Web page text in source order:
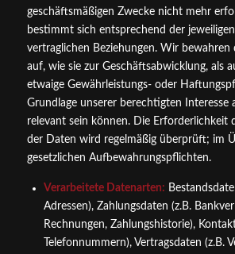
geschäftsmäßigen Zwecke nicht mehr
bestimmt sich entsprechend der
vertraglichen Beziehungen. Wir bewahren
auf, wie sie zur Geschäftsabwicklung, als
etwaige Gewährleistungs- oder
Grundlage unserer berechtigten Interesse
relevant sein können. Die Erforderlichkeit
der Daten wird regelmäßig überprüft; im
gesetzlichen Aufbewahrungspflichten.
Verarbeitete Datenarten:
Adressen), Zahlungsdaten (z.B.
Rechnungen, Zahlungshistorie),
Telefonnummern), Vertragsdaten (z.B.